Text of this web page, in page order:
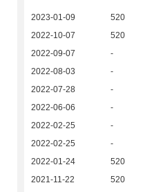
2023-01-09 520
2022-10-07
520
2022-09-07
-
2022-08-03
-
2022-07-28
-
2022-06-06
-
2022-02-25
-
2022-02-25
-
2022-01-24
520
2021-11-22
520